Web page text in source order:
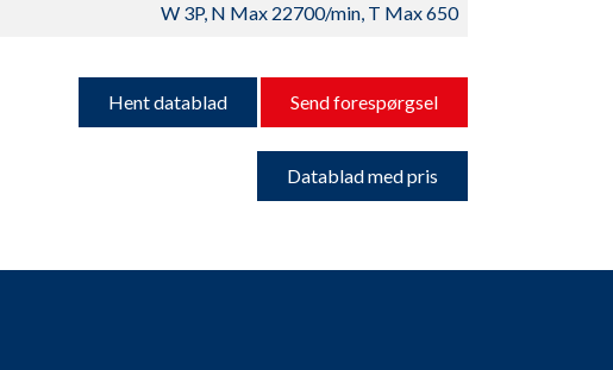
W 3P, N Max 22700/min, T Max 650
Hent datablad Send forespørgsel
Datablad med pris